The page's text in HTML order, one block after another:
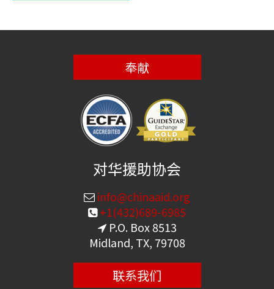
奉献
对华援助协会
info@chinaaid.org
+1(432)689-6985
P.O. Box 8513
Midland, TX, 79708
联系我们